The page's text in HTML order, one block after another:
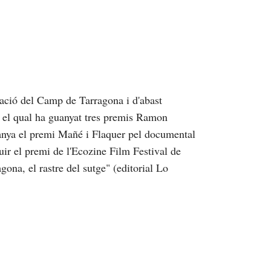
del Camp de Tarragona i d'abast
qual ha guanyat tres premis Ramon
el premi Mañé i Flaquer pel documental
el premi de l'Ecozine Film Festival de
el rastre del sutge" (editorial Lo